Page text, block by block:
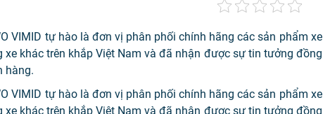
VIMID tự hào là đơn vị phân phối chính hãng các sản phẩm xe
xe khác trên khắp Việt Nam và đã nhận được sự tin tưởng đồng
hàng.
VIMID tự hào là đơn vị phân phối chính hãng các sản phẩm xe
xe khác trên khắp Việt Nam và đã nhận được sự tin tưởng đồng